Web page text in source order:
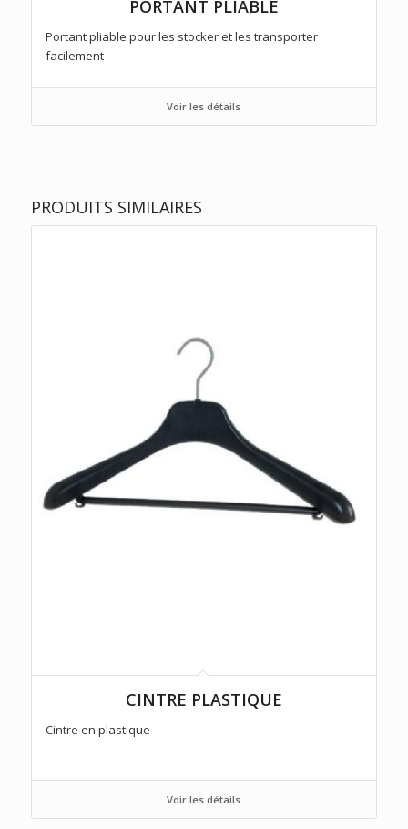
PORTANT PLIABLE
Portant pliable pour les stocker et les transporter
facilement
Voir les détails
PRODUITS SIMILAIRES
CINTRE PLASTIQUE
Cintre en plastique
Voir les détails